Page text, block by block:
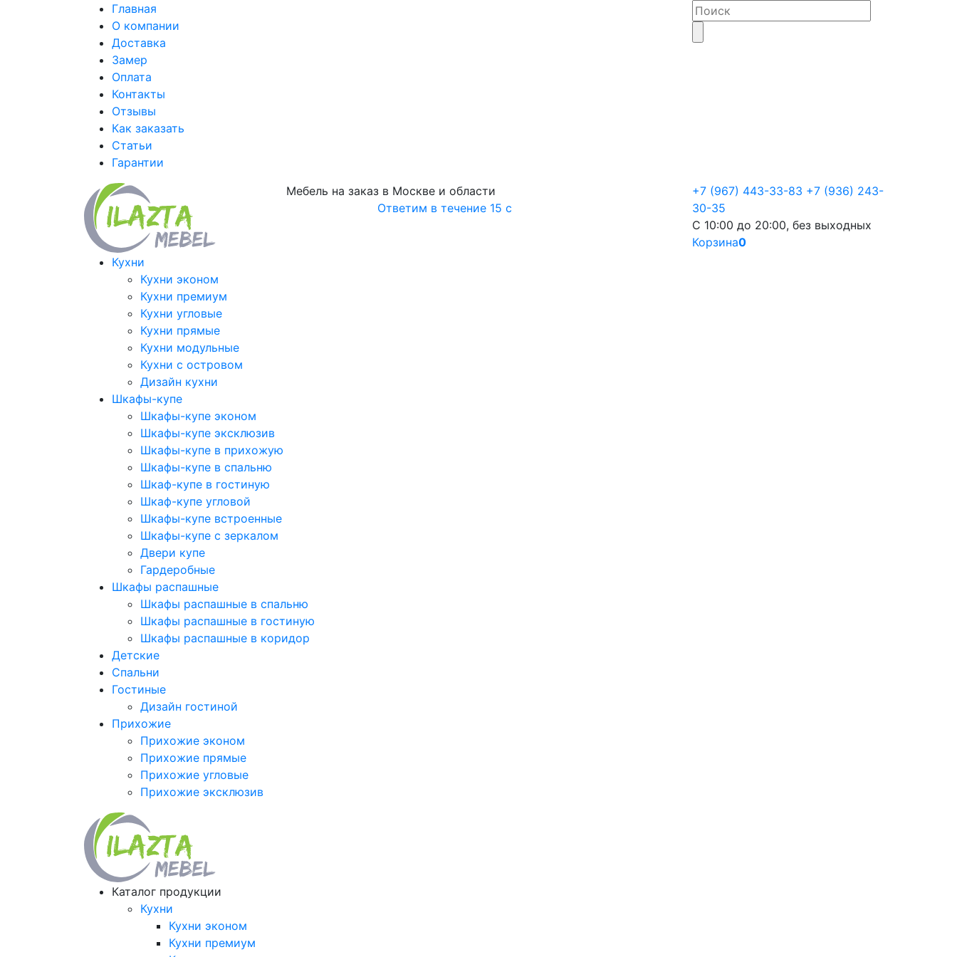
Главная
О компании
Доставка
Замер
Оплата
Контакты
Отзывы
Как заказать
Статьи
Гарантии
Мебель на заказ в Москве и области
Ответим в течение 15 с
+7 (967) 443-33-83 +7 (936) 243-
30-35
С 10:00 до 20:00, без выходных
Корзина0
Кухни
Кухни эконом
Кухни премиум
Кухни угловые
Кухни прямые
Кухни модульные
Кухни с островом
Дизайн кухни
Шкафы-купе
Шкафы-купе эконом
Шкафы-купе эксклюзив
Шкафы-купе в прихожую
Шкафы-купе в спальню
Шкаф-купе в гостиную
Шкаф-купе угловой
Шкафы-купе встроенные
Шкафы-купе с зеркалом
Двери купе
Гардеробные
Шкафы распашные
Шкафы распашные в спальню
Шкафы распашные в гостиную
Шкафы распашные в коридор
Детские
Спальни
Гостиные
Дизайн гостиной
Прихожие
Прихожие эконом
Прихожие прямые
Прихожие угловые
Прихожие эксклюзив
Каталог продукции
Кухни
Кухни эконом
Кухни премиум